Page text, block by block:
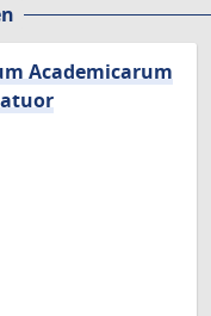
Academicarum